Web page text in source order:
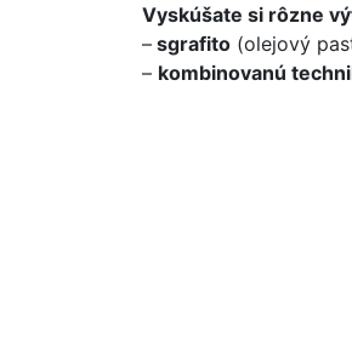
Vyskúšate si rôzne
– sgrafito (olejový
– kombinovanú